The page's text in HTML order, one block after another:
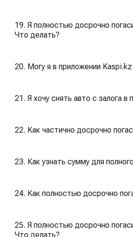
19. Я полностью досрочно
Что делать?
20. Могу я в приложении
21. Я хочу снять авто с залога
22. Как частично досрочно
23. Как узнать сумму для
24. Как полностью досрочно
25. Я полностью досрочно
Что делать?